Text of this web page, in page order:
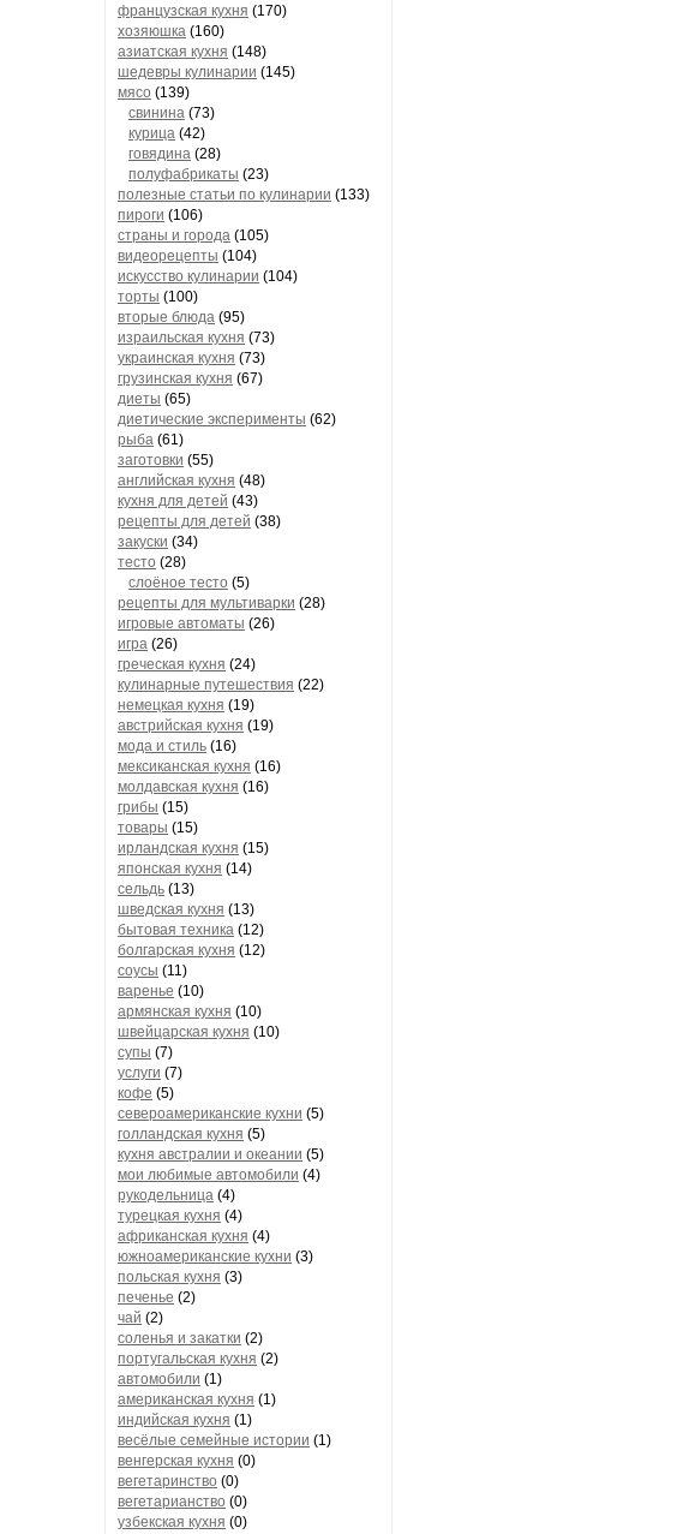
французская кухня (170)
хозяюшка (160)
азиатская кухня (148)
шедевры кулинарии (145)
мясо (139)
свинина (73)
курица (42)
говядина (28)
полуфабрикаты (23)
полезные статьи по кулинарии (133)
пироги (106)
страны и города (105)
видеорецепты (104)
искусство кулинарии (104)
торты (100)
вторые блюда (95)
израильская кухня (73)
украинская кухня (73)
грузинская кухня (67)
диеты (65)
диетические эксперименты (62)
рыба (61)
заготовки (55)
английская кухня (48)
кухня для детей (43)
рецепты для детей (38)
закуски (34)
тесто (28)
слоёное тесто (5)
рецепты для мультиварки (28)
игровые автоматы (26)
игра (26)
греческая кухня (24)
кулинарные путешествия (22)
немецкая кухня (19)
австрийская кухня (19)
мода и стиль (16)
мексиканская кухня (16)
молдавская кухня (16)
грибы (15)
товары (15)
ирландская кухня (15)
японская кухня (14)
сельдь (13)
шведская кухня (13)
бытовая техника (12)
болгарская кухня (12)
соусы (11)
варенье (10)
армянская кухня (10)
швейцарская кухня (10)
супы (7)
услуги (7)
кофе (5)
североамериканские кухни (5)
голландская кухня (5)
кухня австралии и океании (5)
мои любимые автомобили (4)
рукодельница (4)
турецкая кухня (4)
африканская кухня (4)
южноамериканские кухни (3)
польская кухня (3)
печенье (2)
чай (2)
соленья и закатки (2)
португальская кухня (2)
автомобили (1)
американская кухня (1)
индийская кухня (1)
весёлые семейные истории (1)
венгерская кухня (0)
вегетаринство (0)
вегетарианство (0)
узбекская кухня (0)